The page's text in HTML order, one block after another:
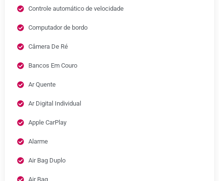
Controle automático de velocidade
Computador de bordo
Câmera De Ré
Bancos Em Couro
Ar Quente
Ar Digital Individual
Apple CarPlay
Alarme
Air Bag Duplo
Air Bag